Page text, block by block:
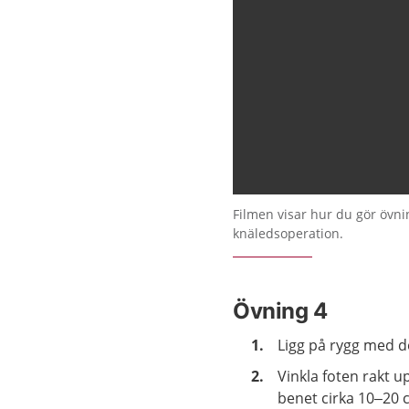
Filmen visar hur du gör
knäledsoperation.
Övning 4
Ligg på rygg med
Vinkla foten rakt
benet cirka